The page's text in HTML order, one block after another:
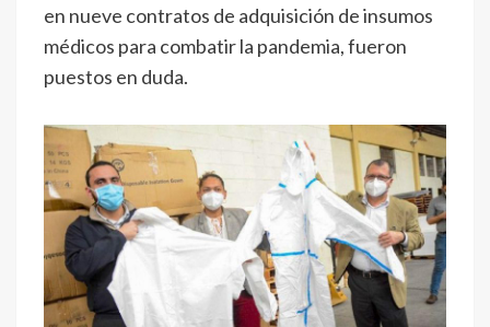
en nueve contratos de adquisición de insumos
médicos para combatir la pandemia, fueron
puestos en duda.